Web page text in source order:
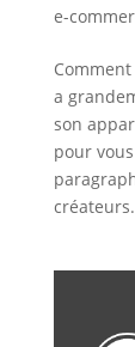
e-
a
son
pour